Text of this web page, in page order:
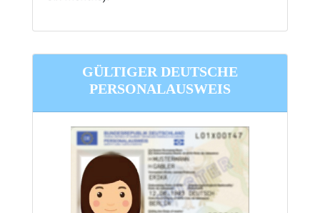
GÜLTIGER DEUTSCHE
PERSONALAUSWEIS